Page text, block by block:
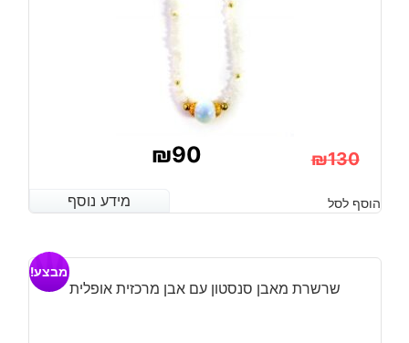
₪130
המקורי
היה:
₪130.
₪90
הנוכחי
הוא:
₪90.
מידע נוסף הוסף לסל מידע נוסף
שרשרת מאבן סנסטון עם אבן מרכזית אופלית
מבצע!